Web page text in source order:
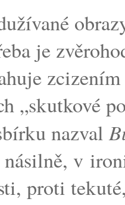
je
„skutkové
nazval
v
proti